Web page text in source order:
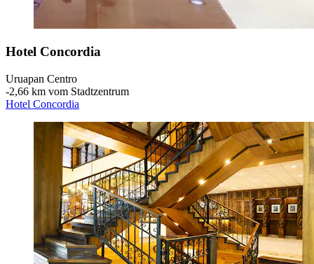
Hotel Concordia
Uruapan Centro
‐2,66 km vom Stadtzentrum
Hotel Concordia